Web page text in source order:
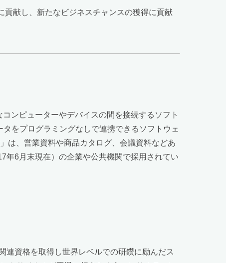
献し、新たなビジネスチャンスの獲得に貢献
ンピューターやデバイスの間を接続するソフト
をプログラミングなしで連携できるソフトウェ
は、営業資料や商品カタログ、会議資料などあ
年6月末現在）の企業や公共機関で採用されてい
連資格を取得し世界レベルでの研鑽に励んだス